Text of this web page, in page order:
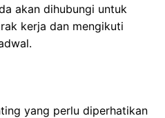
akan dihubungi untuk
kerja dan mengikuti
yang perlu diperhatikan